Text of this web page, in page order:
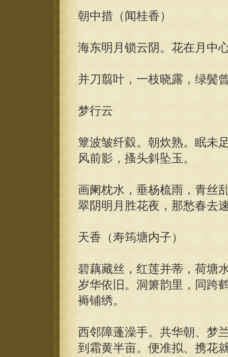
朝中措（闻桂香）
海东明月锁云阴。花在月中
并刀翦叶，一枝晓露，绿鬓
梦行云
簟波皱纤縠。朝炊熟。眠未
风前影，搔头斜坠玉。
画阑枕水，垂杨梳雨，青丝
翠阴明月胜花夜，那愁春去
天香（寿筠塘内子）
碧藕藏丝，红莲并蒂，荷塘
岁华依旧。洞箫韵里，同跨
褥铺绣。
西邻障蓬澡手。共华朝、梦
到霜黄半亩。便准拟、携花